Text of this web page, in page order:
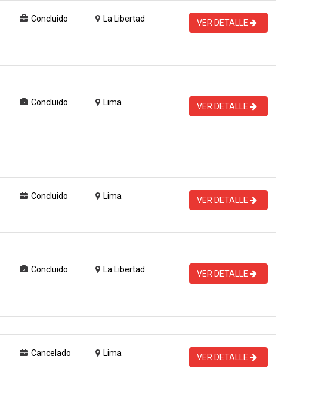
Concluido La Libertad VER DETALLE
Concluido Lima VER DETALLE
Concluido Lima VER DETALLE
Concluido La Libertad VER DETALLE
Cancelado Lima VER DETALLE